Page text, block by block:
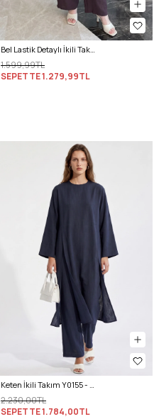
Bel Lastik Detaylı İkili Takım Y0132 - KOYU MOR
1.599,99TL
SEPETTE1.279,99TL
Keten İkili Takım Y0155 - LACİVERT
2.230,00TL
SEPETTE1.784,00TL